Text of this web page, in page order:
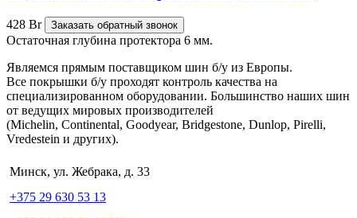
428 Br Заказать обратный звонок
Остаточная глубина протектора 6 мм.
Являемся прямым поставщиком шин б/у из Европы.
Все покрышки б/у проходят контроль качества на
специализированном оборудовании. Большинство наших шин
от ведущих мировых производителей
(Michelin, Continental, Goodyear, Bridgestone, Dunlop, Pirelli,
Vredestein и других).
Минск, ул. Жебрака, д. 33
+375 29 630 53 13